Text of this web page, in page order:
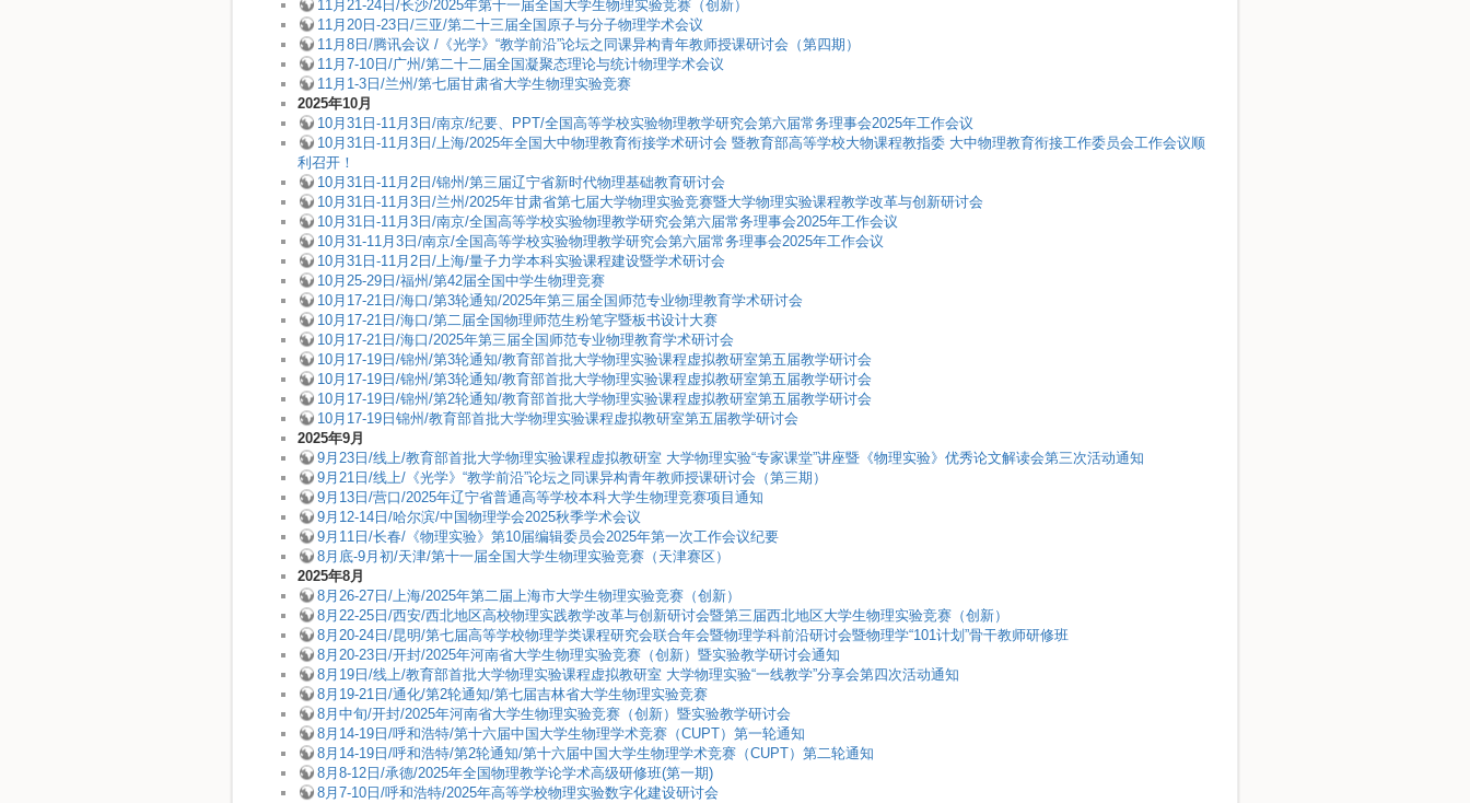
11月21-24日/长沙/2025年第十一届全国大学生物理实验竞赛（创新）
11月20日-23日/三亚/第二十三届全国原子与分子物理学术会议
11月8日/腾讯会议 /《光学》“教学前沿”论坛之同课异构青年教师授课研讨会（第四期）
11月7-10日/广州/第二十二届全国凝聚态理论与统计物理学术会议
11月1-3日/兰州/第七届甘肃省大学生物理实验竞赛
2025年10月
10月31日-11月3日/南京/纪要、PPT/全国高等学校实验物理教学研究会第六届常务理事会2025年工作会议
10月31日-11月3日/上海/2025年全国大中物理教育衔接学术研讨会 暨教育部高等学校大物课程教指委 大中物理教育衔接工作委员会工作会议顺
利召开！
10月31日-11月2日/锦州/第三届辽宁省新时代物理基础教育研讨会
10月31日-11月3日/兰州/2025年甘肃省第七届大学物理实验竞赛暨大学物理实验课程教学改革与创新研讨会
10月31日-11月3日/南京/全国高等学校实验物理教学研究会第六届常务理事会2025年工作会议
10月31-11月3日/南京/全国高等学校实验物理教学研究会第六届常务理事会2025年工作会议
10月31日-11月2日/上海/量子力学本科实验课程建设暨学术研讨会
10月25-29日/福州/第42届全国中学生物理竞赛
10月17-21日/海口/第3轮通知/2025年第三届全国师范专业物理教育学术研讨会
10月17-21日/海口/第二届全国物理师范生粉笔字暨板书设计大赛
10月17-21日/海口/2025年第三届全国师范专业物理教育学术研讨会
10月17-19日/锦州/第3轮通知/教育部首批大学物理实验课程虚拟教研室第五届教学研讨会
10月17-19日/锦州/第3轮通知/教育部首批大学物理实验课程虚拟教研室第五届教学研讨会
10月17-19日/锦州/第2轮通知/教育部首批大学物理实验课程虚拟教研室第五届教学研讨会
10月17-19日锦州/教育部首批大学物理实验课程虚拟教研室第五届教学研讨会
2025年9月
9月23日/线上/教育部首批大学物理实验课程虚拟教研室 大学物理实验“专家课堂”讲座暨《物理实验》优秀论文解读会第三次活动通知
9月21日/线上/《光学》“教学前沿”论坛之同课异构青年教师授课研讨会（第三期）
9月13日/营口/2025年辽宁省普通高等学校本科大学生物理竞赛项目通知
9月12-14日/哈尔滨/中国物理学会2025秋季学术会议
9月11日/长春/《物理实验》第10届编辑委员会2025年第一次工作会议纪要
8月底-9月初/天津/第十一届全国大学生物理实验竞赛（天津赛区）
2025年8月
8月26-27日/上海/2025年第二届上海市大学生物理实验竞赛（创新）
8月22-25日/西安/西北地区高校物理实践教学改革与创新研讨会暨第三届西北地区大学生物理实验竞赛（创新）
8月20-24日/昆明/第七届高等学校物理学类课程研究会联合年会暨物理学科前沿研讨会暨物理学“101计划”骨干教师研修班
8月20-23日/开封/2025年河南省大学生物理实验竞赛（创新）暨实验教学研讨会通知
8月19日/线上/教育部首批大学物理实验课程虚拟教研室 大学物理实验“一线教学”分享会第四次活动通知
8月19-21日/通化/第2轮通知/第七届吉林省大学生物理实验竞赛
8月中旬/开封/2025年河南省大学生物理实验竞赛（创新）暨实验教学研讨会
8月14-19日/呼和浩特/第十六届中国大学生物理学术竞赛（CUPT）第一轮通知
8月14-19日/呼和浩特/第2轮通知/第十六届中国大学生物理学术竞赛（CUPT）第二轮通知
8月8-12日/承德/2025年全国物理教学论学术高级研修班(第一期)
8月7-10日/呼和浩特/2025年高等学校物理实验数字化建设研讨会